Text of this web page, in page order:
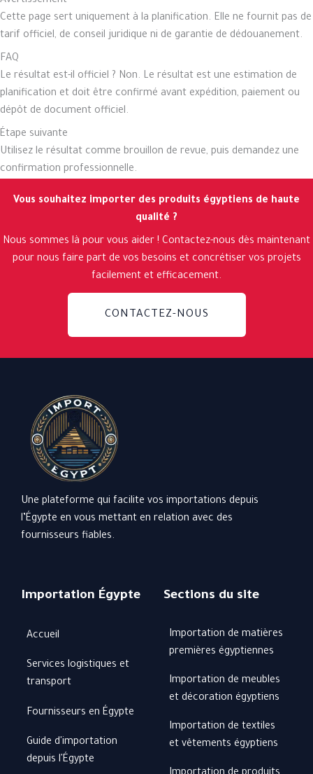
Cette page sert uniquement à la planification. Elle ne fournit pas de
tarif officiel, de conseil juridique ni de garantie de dédouanement.
FAQ
Le résultat est-il officiel ? Non. Le résultat est une estimation de
planification et doit être confirmé avant expédition, paiement ou
dépôt de document officiel.
Étape suivante
Utilisez le résultat comme brouillon de revue, puis demandez une
confirmation professionnelle.
Vous souhaitez importer des produits égyptiens de haute
qualité ?
Nous sommes là pour vous aider ! Contactez-nous dès maintenant
pour nous faire part de vos besoins et concrétiser vos projets
facilement et efficacement.
CONTACTEZ-NOUS
Une plateforme qui facilite vos importations depuis
l’Égypte en vous mettant en relation avec des
fournisseurs fiables.
Importation Égypte
Accueil
Services logistiques et
transport
Fournisseurs en Égypte
Guide d'importation
depuis l'Égypte
Sections du site
Importation de matières
premières égyptiennes
Importation de meubles
et décoration égyptiens
Importation de textiles
et vêtements égyptiens